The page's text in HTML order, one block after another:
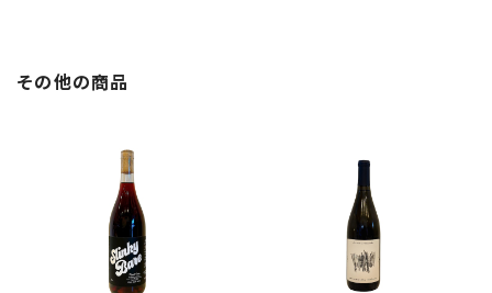
その他の商品